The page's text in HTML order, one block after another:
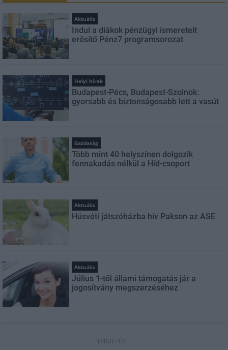
Aktuális
Indul a diákok pénzügyi ismereteit
erősítő Pénz7 programsorozat
Helyi hírek
Budapest-Pécs, Budapest-Szolnok:
gyorsabb és biztonságosabb lett a vasút
Gazdaság
Több mint 40 helyszínen dolgozik
fennakadás nélkül a Híd-csoport
Aktuális
Húsvéti játszóházba hív Pakson az ASE
Aktuális
Július 1-től állami támogatás jár a
jogosítvány megszerzéséhez
HIRDETÉS